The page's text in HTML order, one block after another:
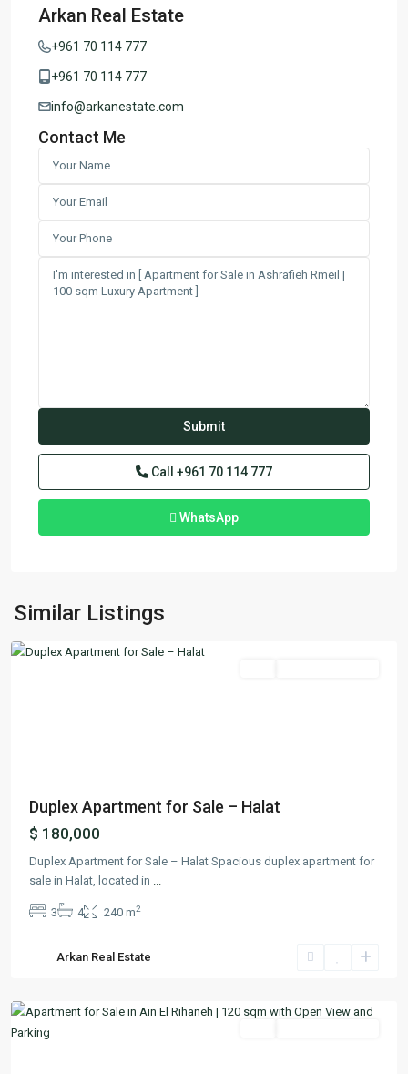
Arkan Real Estate
+961 70 114 777
+961 70 114 777
info@arkanestate.com
Contact Me
Call +961 70 114 777
WhatsApp
Similar Listings
Halat ,
Jbeil
Duplex Apartment for Sale – Halat
$ 180,000
Duplex Apartment for Sale – Halat Spacious duplex apartment for
sale in Halat, located in
3 4 240 m2
Arkan Real Estate
Ain
Rihaneh,
Featured